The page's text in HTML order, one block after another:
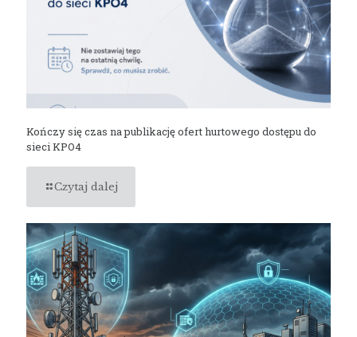
Kończy się czas na publikację ofert hurtowego dostępu do
sieci KPO4
Czytaj dalej